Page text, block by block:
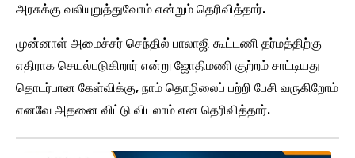
அரசுக்கு வலியுறுத்துவோம் என்றும் தெரிவித்தார்.
முன்னாள் அமைச்சர் செந்தில் பாலாஜி கூட்டணி தர்மத்திற்கு
எதிராக செயல்படுகிறார் என்று ஜோதிமணி குற்றம் சாட்டியது
தொடர்பான கேள்விக்கு, நாம் தொழிலைப் பற்றி பேசி வருகிறோம்
எனவே அதனை விட்டு விடலாம் என தெரிவித்தார்.